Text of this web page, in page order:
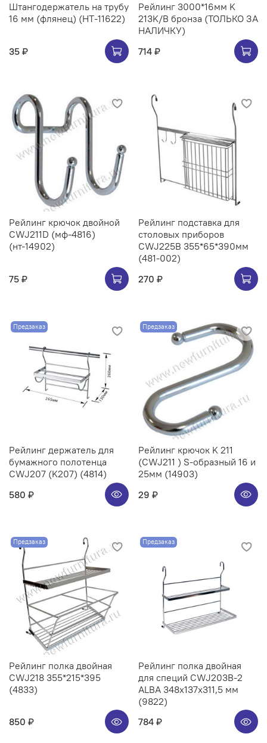
Штангодержатель на трубу
16 мм (флянец) (НТ-11622)
35 ₽
Рейлинг 3000*16мм K
213K/B бронза (ТОЛЬКО ЗА
НАЛИЧКУ)
714 ₽
Рейлинг крючок двойной
CWJ211D (мф-4816)
(нт-14902)
75 ₽
Рейлинг подставка для
столовых приборов
CWJ225B 355*65*390мм
(481-002)
270 ₽
Предзаказ
Рейлинг держатель для
бумажного полотенца
CWJ207 (K207) (4814)
580 ₽
Предзаказ
Рейлинг крючок K 211
(CWJ211 ) S-образный 16 и
25мм (14903)
29 ₽
Предзаказ
Рейлинг полка двойная
CWJ218 355*215*395
(4833)
850 ₽
Предзаказ
Рейлинг полка двойная
для специй CWJ203B-2
ALBA 348x137x311,5 мм
(9822)
784 ₽